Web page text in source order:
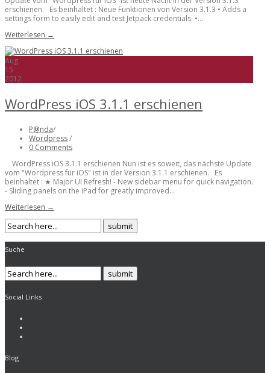
erschienen. Es beinhaltet : Neue Funktionen von Version 3.1.3 • Adds a
settings form to easily edit and test Jetpack credentials. •...
Weiterlesen →
Aug.
15
2012
WordPress iOS 3.1.1 erschienen
P@nda/
Wordpress/
0 Comments
WordPress iOS 3.1.1 erschienen Nun ist es soweit, das nächste Update
vom "Wordpress für iOS" ist in der Version 3.1.1 erschienen. Es
beinhaltet : ★ Major UI Refresh! - New sidebar menu for quick navigation.
- Sliding panels on the iPad for greatly improved...
Weiterlesen →
Suche
Social Links
Blog